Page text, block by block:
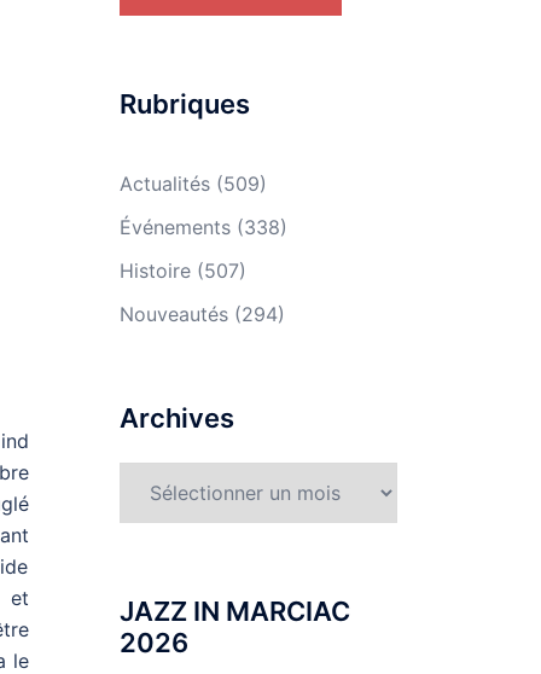
et
le
Rubriques
Actualités(509)
Événements(338)
Histoire(507)
Nouveautés(294)
Archives
JAZZ IN MARCIAC
2026